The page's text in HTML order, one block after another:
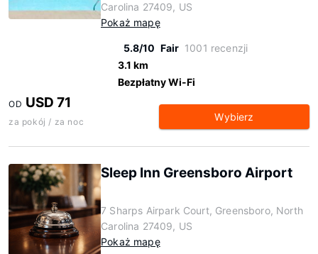
Carolina 27409, US
Pokaż mapę
5.8/10 Fair 1001 recenzji
3.1 km
Bezpłatny Wi-Fi
OD USD 71
za pokój / za noc Wybierz
Sleep Inn Greensboro Airport
7 Sharps Airpark Court, Greensboro, North
Carolina 27409, US
Pokaż mapę